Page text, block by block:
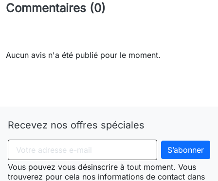
Commentaires (0)
Aucun avis n'a été publié pour le moment.
Recevez nos offres spéciales
Vous pouvez vous désinscrire à tout moment. Vous
trouverez pour cela nos informations de contact dans